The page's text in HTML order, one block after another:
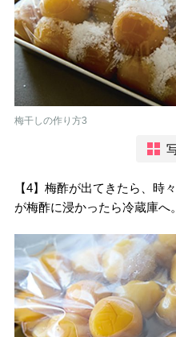
梅干しの作り方3
【4】梅酢が出てきたら、時
が梅酢に浸かったら冷蔵庫へ。